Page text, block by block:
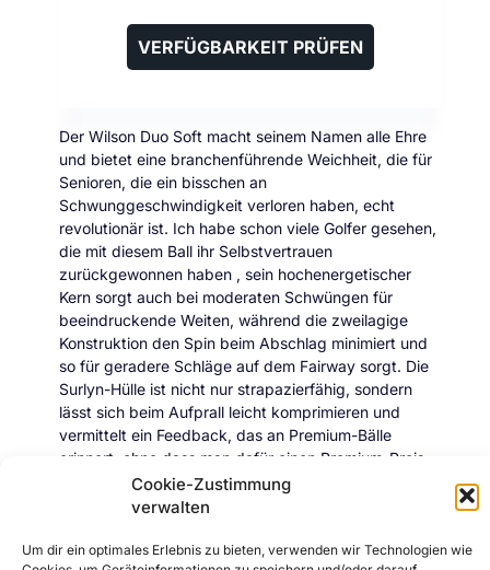
Cookie-Zustimmung
verwalten
Um dir ein optimales Erlebnis zu bieten, verwenden wir Technologien wie
VERFÜGBARKEIT PRÜFEN
Der Wilson Duo Soft macht seinem Namen alle Ehre
und bietet eine branchenführende Weichheit, die für
Senioren, die ein bisschen an
Schwunggeschwindigkeit verloren haben, echt
revolutionär ist. Ich habe schon viele Golfer gesehen,
die mit diesem Ball ihr Selbstvertrauen
zurückgewonnen haben , sein hochenergetischer
Kern sorgt auch bei moderaten Schwüngen für
beeindruckende Weiten, während die zweilagige
Konstruktion den Spin beim Abschlag minimiert und
so für geradere Schläge auf dem Fairway sorgt. Die
Surlyn-Hülle ist nicht nur strapazierfähig, sondern
lässt sich beim Aufprall leicht komprimieren und
vermittelt ein Feedback, das an Premium-Bälle
erinnert, ohne dass man dafür einen Premium-Preis
zahlen muss. Mit 4,6 Sternen aus 145 Bewertungen
bin ich offensichtlich nicht der Einzige, der dieses
auch Wert suchen.